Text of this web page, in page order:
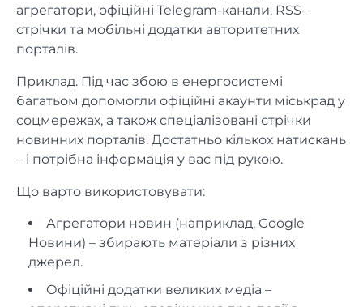
агрегатори, офіційні Telegram-канали, RSS-
стрічки та мобільні додатки авторитетних
порталів.
Приклад. Під час збою в енергосистемі
багатьом допомогли офіційні акаунти міськрад у
соцмережах, а також спеціалізовані стрічки
новинних порталів. Достатньо кількох натискань
– і потрібна інформація у вас під рукою.
Що варто використовувати:
Агрегатори новин (наприклад, Google
Новини) – збирають матеріали з різних
джерел.
Офіційні додатки великих медіа –